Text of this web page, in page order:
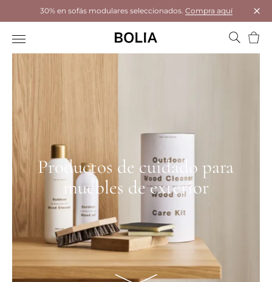
30% en sofás modulares seleccionados. Compra aquí
Productos de cuidado para
muebles de exterior